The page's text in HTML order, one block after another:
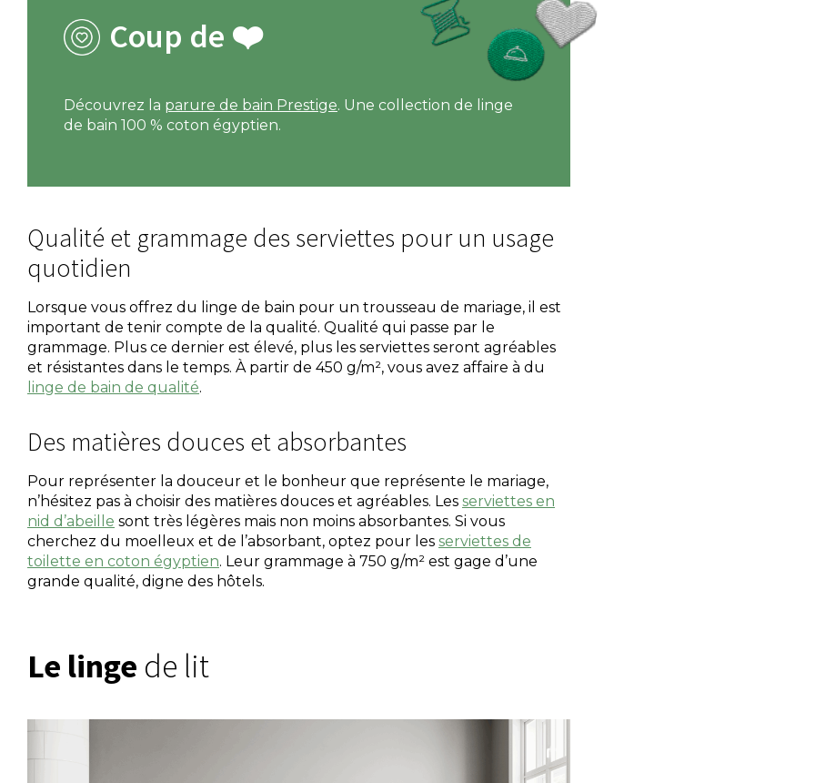
Coup de ❤️
Découvrez la parure de bain Prestige. Une collection de linge
de bain 100 % coton égyptien.
Qualité et grammage des serviettes pour un usage
quotidien
Lorsque vous offrez du linge de bain pour un trousseau de mariage, il est
important de tenir compte de la qualité. Qualité qui passe par le
grammage. Plus ce dernier est élevé, plus les serviettes seront agréables
et résistantes dans le temps. À partir de 450 g/m², vous avez affaire à du
linge de bain de qualité.
Des matières douces et absorbantes
Pour représenter la douceur et le bonheur que représente le mariage,
n’hésitez pas à choisir des matières douces et agréables. Les serviettes en
nid d’abeille sont très légères mais non moins absorbantes. Si vous
cherchez du moelleux et de l’absorbant, optez pour les serviettes de
toilette en coton égyptien. Leur grammage à 750 g/m² est gage d’une
grande qualité, digne des hôtels.
Le linge de lit